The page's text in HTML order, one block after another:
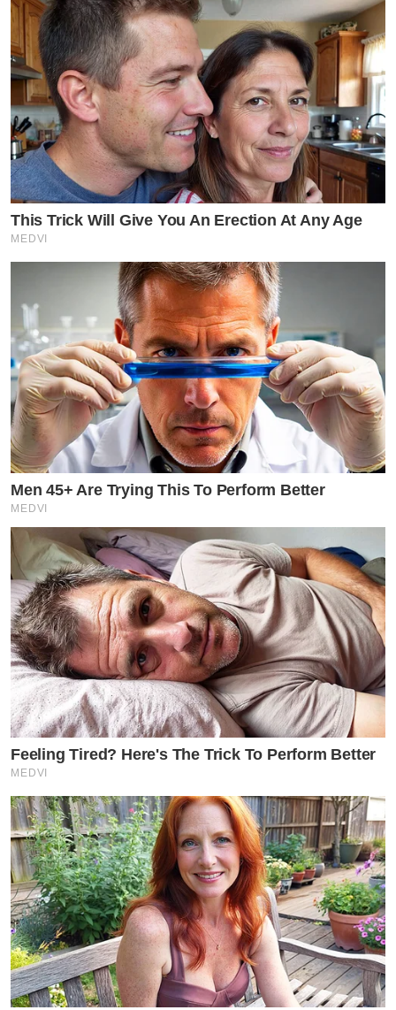
This Trick Will Give You An Erection At Any Age
MEDVI
Men 45+ Are Trying This To Perform Better
MEDVI
Feeling Tired? Here's The Trick To Perform Better
MEDVI